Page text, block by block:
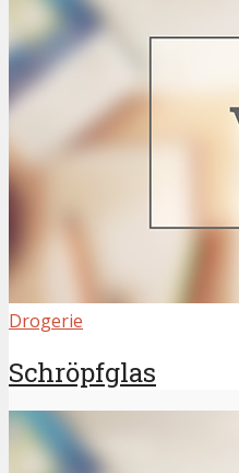
Drogerie
Schröpfglas